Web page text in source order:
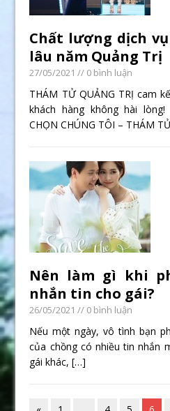
Chất lượng dịch
lâu năm Quảng Trị
27/05/2021 // 0 bình luận
THÁM TỬ QUẢNG TRỊ cam
khách hàng không hài
CHỌN CHÚNG TÔI – THÁM
Nên làm gì khi
nhắn tin cho gái?
26/05/2021 // 0 bình luận
Nếu một ngày, vô tình bạn
của chồng có nhiều tin nhắn
gái khác,[…]